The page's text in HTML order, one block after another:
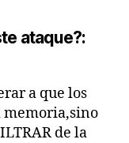
ataque?:
a que los
memoria,sino
de la